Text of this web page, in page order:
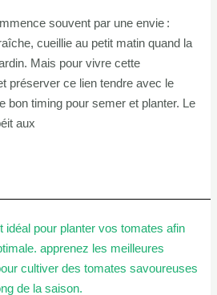
souvent par une envie :
cueillie au petit matin quand la
Mais pour vivre cette
préserver ce lien tendre avec le
bon timing pour semer et planter. Le
aux